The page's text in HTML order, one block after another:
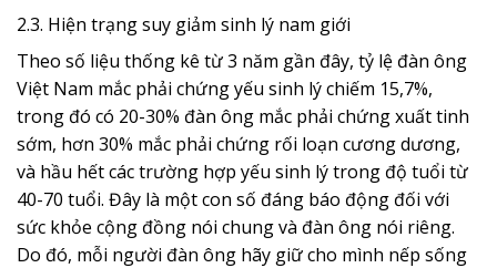
2.3. Hiện trạng suy giảm sinh lý nam giới
Theo số liệu thống kê từ 3 năm gần đây, tỷ lệ đàn ông
Việt Nam mắc phải chứng yếu sinh lý chiếm 15,7%,
trong đó có 20-30% đàn ông mắc phải chứng xuất tinh
sớm, hơn 30% mắc phải chứng rối loạn cương dương,
và hầu hết các trường hợp yếu sinh lý trong độ tuổi từ
40-70 tuổi. Đây là một con số đáng báo động đối với
sức khỏe cộng đồng nói chung và đàn ông nói riêng.
Do đó, mỗi người đàn ông hãy giữ cho mình nếp sống